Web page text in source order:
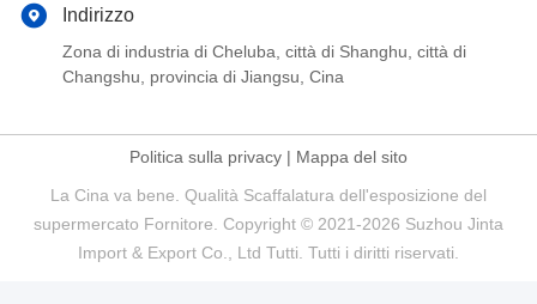
Indirizzo
Zona di industria di Cheluba, città di Shanghu, città di
Changshu, provincia di Jiangsu, Cina
Politica sulla privacy | Mappa del sito
La Cina va bene. Qualità Scaffalatura dell'esposizione del
supermercato Fornitore. Copyright © 2021-2026 Suzhou Jinta
Import & Export Co., Ltd Tutti. Tutti i diritti riservati.